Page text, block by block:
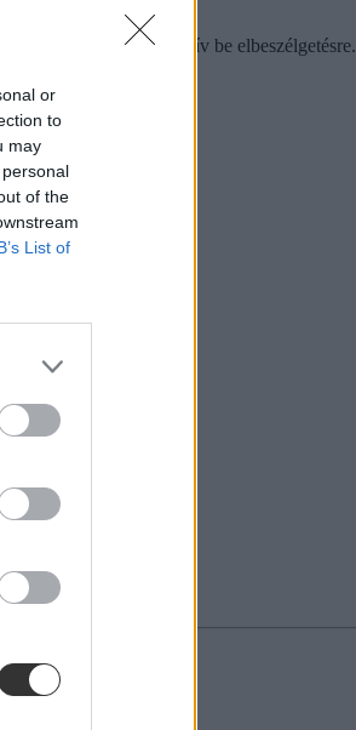
or
to
may
of the
List of
minden jelentkezőt hív be elbeszélgetésre.